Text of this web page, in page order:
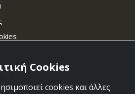
Cookies
cookies και άλλες